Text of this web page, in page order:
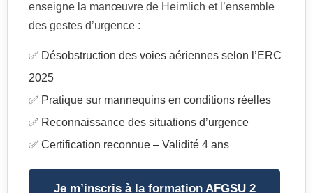
enseigne la manœuvre de Heimlich et l’ensemble
des gestes d’urgence :
✅ Désobstruction des voies aériennes selon l’ERC
2025
✅ Pratique sur mannequins en conditions réelles
✅ Reconnaissance des situations d’urgence
✅ Certification reconnue – Validité 4 ans
Je m’inscris à la formation AFGSU 2